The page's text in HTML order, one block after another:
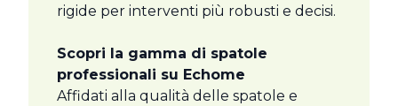
rigide per interventi più robusti e decisi.
Scopri la gamma di spatole
professionali su Echome
Affidati alla qualità delle spatole e